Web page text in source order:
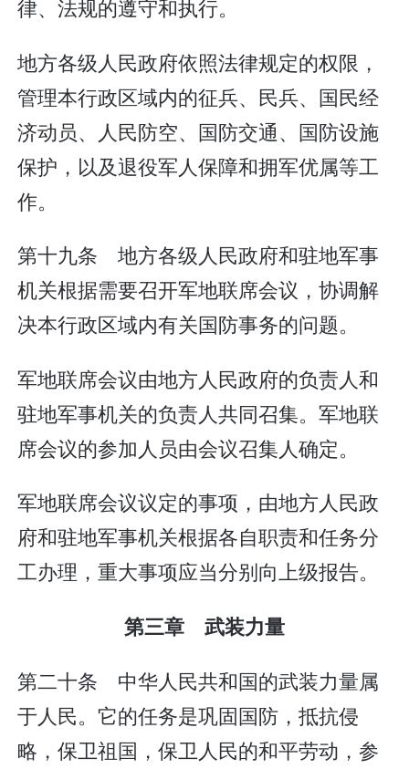
律、法规的遵守和执行。
地方各级人民政府依照法律规定的权限，
管理本行政区域内的征兵、民兵、国民经
济动员、人民防空、国防交通、国防设施
保护，以及退役军人保障和拥军优属等工
作。
第十九条 地方各级人民政府和驻地军事
机关根据需要召开军地联席会议，协调解
决本行政区域内有关国防事务的问题。
军地联席会议由地方人民政府的负责人和
驻地军事机关的负责人共同召集。军地联
席会议的参加人员由会议召集人确定。
军地联席会议议定的事项，由地方人民政
府和驻地军事机关根据各自职责和任务分
工办理，重大事项应当分别向上级报告。
第三章 武装力量
第二十条 中华人民共和国的武装力量属
于人民。它的任务是巩固国防，抵抗侵
略，保卫祖国，保卫人民的和平劳动，参